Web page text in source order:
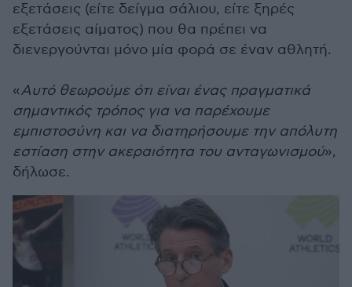
εξετάσεις (είτε δείγμα σάλιου, είτε ξηρές
εξετάσεις αίματος) που θα πρέπει να
διενεργούνται μόνο μία φορά σε έναν αθλητή.
«Αυτό θεωρούμε ότι είναι ένας πραγματικά
σημαντικός τρόπος για να παρέχουμε
εμπιστοσύνη και να διατηρήσουμε την απόλυτη
εστίαση στην ακεραιότητα του ανταγωνισμού»,
δήλωσε.